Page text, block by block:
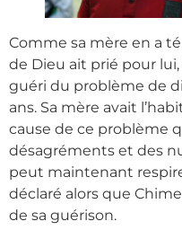
Comme sa mère en a
de Dieu ait prié pour
guéri du problème de
ans. Sa mère avait
cause de ce problème
désagréments et des
peut maintenant
déclaré alors que
de sa guérison.